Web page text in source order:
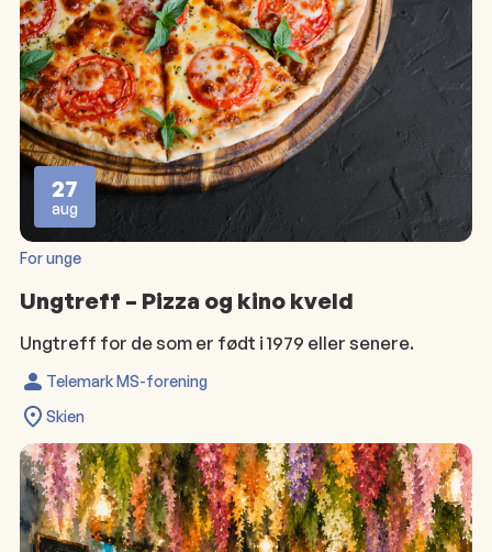
27
aug
For unge
Ungtreff – Pizza og kino kveld
Ungtreff for de som er født i 1979 eller senere.
Telemark MS-forening
Skien